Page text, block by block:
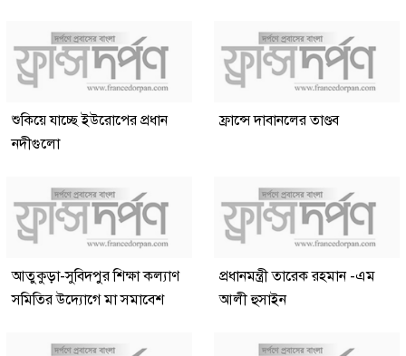
শুকিয়ে যাচ্ছে ইউরোপের প্রধান
নদীগুলো
ফ্রান্সে দাবানলের তাণ্ডব
আতুকুড়া-সুবিদপুর শিক্ষা কল্যাণ
সমিতির উদ্যোগে মা সমাবেশ
প্রধানমন্ত্রী তারেক রহমান -এম
আলী হুসাইন